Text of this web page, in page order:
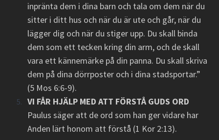
inpränta dem i dina barn och tala om dem när du
sitter i ditt hus och när du är ute och går, när du
lägger dig och när du stiger upp. Du skall binda
dem som ett tecken kring din arm, och de skall
vara ett kännemärke på din panna. Du skall skriva
dem på dina dörrposter och i dina stadsportar.”
(5 Mos 6:6-9).
VI FÅR HJÄLP MED ATT FÖRSTÅ GUDS ORD
Paulus säger att de ord som han ger vidare har
Anden lärt honom att förstå (1 Kor 2:13).